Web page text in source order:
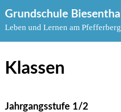
to
Grundschule Biesenthal
Leben und Lernen am Pfefferberg
Klassen
Jahrgangsstufe 1/2